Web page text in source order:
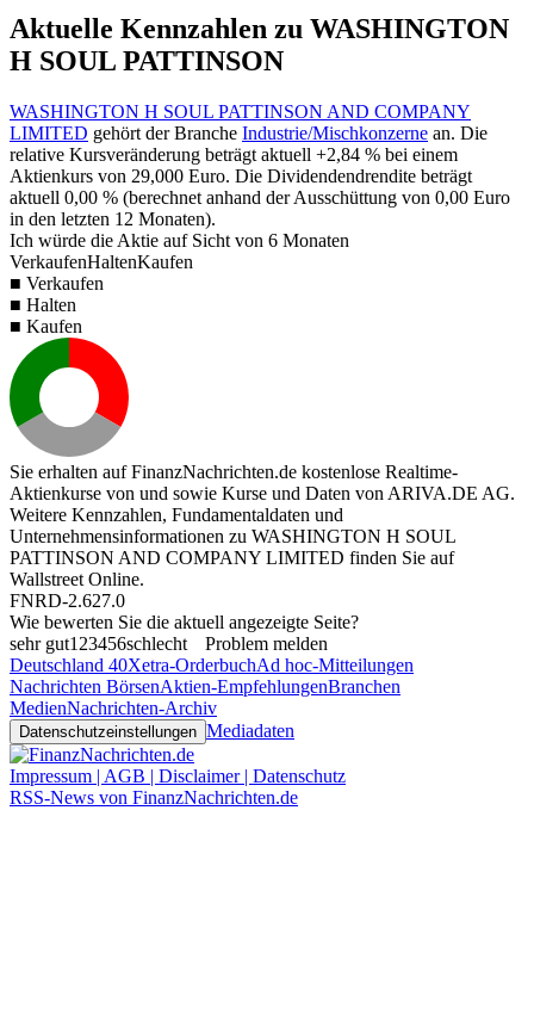
Aktuelle Kennzahlen zu WASHINGTON
H SOUL PATTINSON
WASHINGTON H SOUL PATTINSON AND COMPANY
LIMITED gehört der Branche Industrie/Mischkonzerne an. Die
relative Kursveränderung beträgt aktuell +2,84 % bei einem
Aktienkurs von 29,000 Euro. Die Dividendendrendite beträgt
aktuell 0,00 % (berechnet anhand der Ausschüttung von 0,00 Euro
in den letzten 12 Monaten).
Ich würde die Aktie auf Sicht von 6 Monaten
VerkaufenHaltenKaufen
■ Verkaufen
■ Halten
■ Kaufen
Sie erhalten auf FinanzNachrichten.de kostenlose Realtime-
Aktienkurse von und sowie Kurse und Daten von ARIVA.DE AG.
Weitere Kennzahlen, Fundamentaldaten und
Unternehmensinformationen zu WASHINGTON H SOUL
PATTINSON AND COMPANY LIMITED finden Sie auf
Wallstreet Online.
FNRD-2.627.0
Wie bewerten Sie die aktuell angezeigte Seite?
sehr gut1 23456schlecht
Problem melden
Deutschland 40Xetra-OrderbuchAd hoc-Mitteilungen
Nachrichten BörsenAktien-EmpfehlungenBranchen
MedienNachrichten-Archiv
Datenschutzeinstellungen Mediadaten
Impressum | AGB | Disclaimer | Datenschutz
RSS-News von FinanzNachrichten.de